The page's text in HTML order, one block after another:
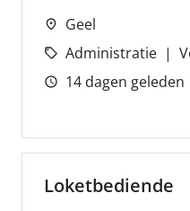
Geel
Administratie
14 dagen geleden
Loketbediende